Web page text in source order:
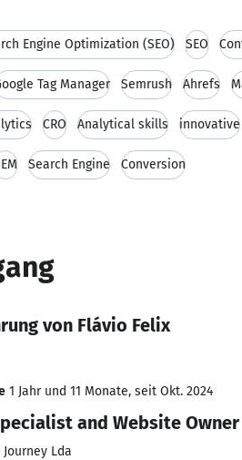
Engine Optimization (SEO) SEO
Tag Manager Semrush Ahrefs
CRO Analytical skills innovative
Search Engine Conversion
von Flávio Felix
1 Jahr und 11 Monate, seit Okt. 2024
and Website Owner
Lda